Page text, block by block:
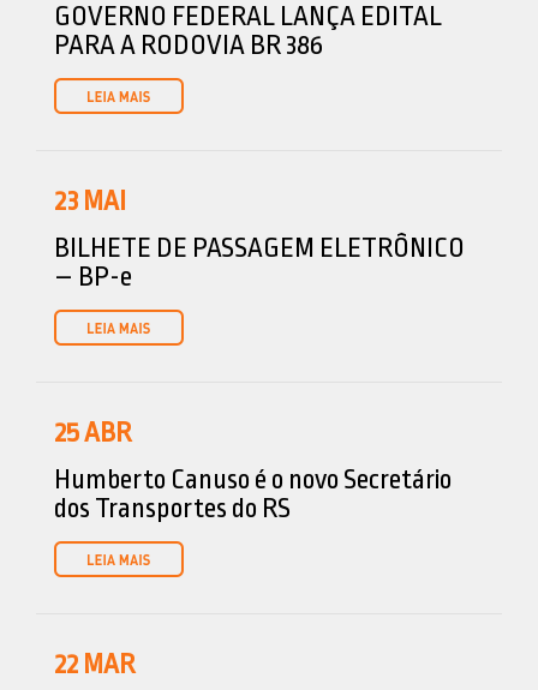
GOVERNO FEDERAL LANÇA EDITAL
PARA A RODOVIA BR 386
23 MAI
BILHETE DE PASSAGEM ELETRÔNICO
– BP-e
25ABR
Humberto Canuso é o novo Secretário
dos Transportes do RS
22 MAR